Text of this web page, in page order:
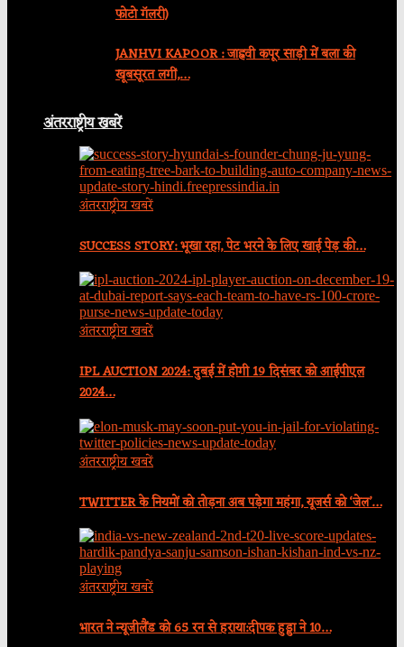
फोटो गॅलरी)
JANHVI KAPOOR : जाह्नवी कपूर साड़ी में बला की
खूबसूरत लगीं,…
अंतरराष्ट्रीय खबरें
अंतरराष्ट्रीय खबरें
SUCCESS STORY: भूखा रहा, पेट भरने के लिए खाई पेड़ की…
अंतरराष्ट्रीय खबरें
IPL AUCTION 2024: दुबई में होगी 19 दिसंबर को आईपीएल
2024…
अंतरराष्ट्रीय खबरें
TWITTER के नियमों को तोड़ना अब पड़ेगा महंगा, यूजर्स को ‘जेल’…
अंतरराष्ट्रीय खबरें
भारत ने न्यूजीलैंड को 65 रन से हराया:दीपक हुड्डा ने 10…